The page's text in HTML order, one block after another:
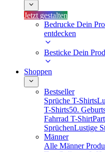
Jetzt gestalten
Bedrucke Dein
entdecken
Besticke Dein
Shoppen
Bestseller
Sprüche T-Shirts
T-Shirts50.
Fahrrad T-Shirt
SprüchenLustige
Männer
Alle Männer